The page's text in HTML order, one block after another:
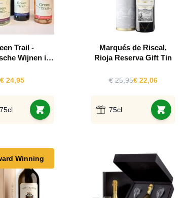
Trail -
Wijnen in
€ 24,95
Marqués de Riscal,
Rioja Reserva Gift Tin
€ 25,95€ 22,06
75cl
Winning